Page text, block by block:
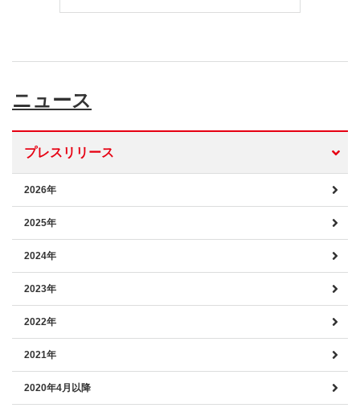
ニュース
プレスリリース
2026年
2025年
2024年
2023年
2022年
2021年
2020年4月以降